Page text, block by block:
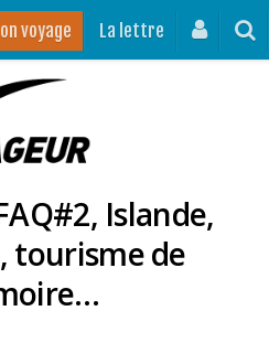
voyage La lettre
Islande,
tourisme de